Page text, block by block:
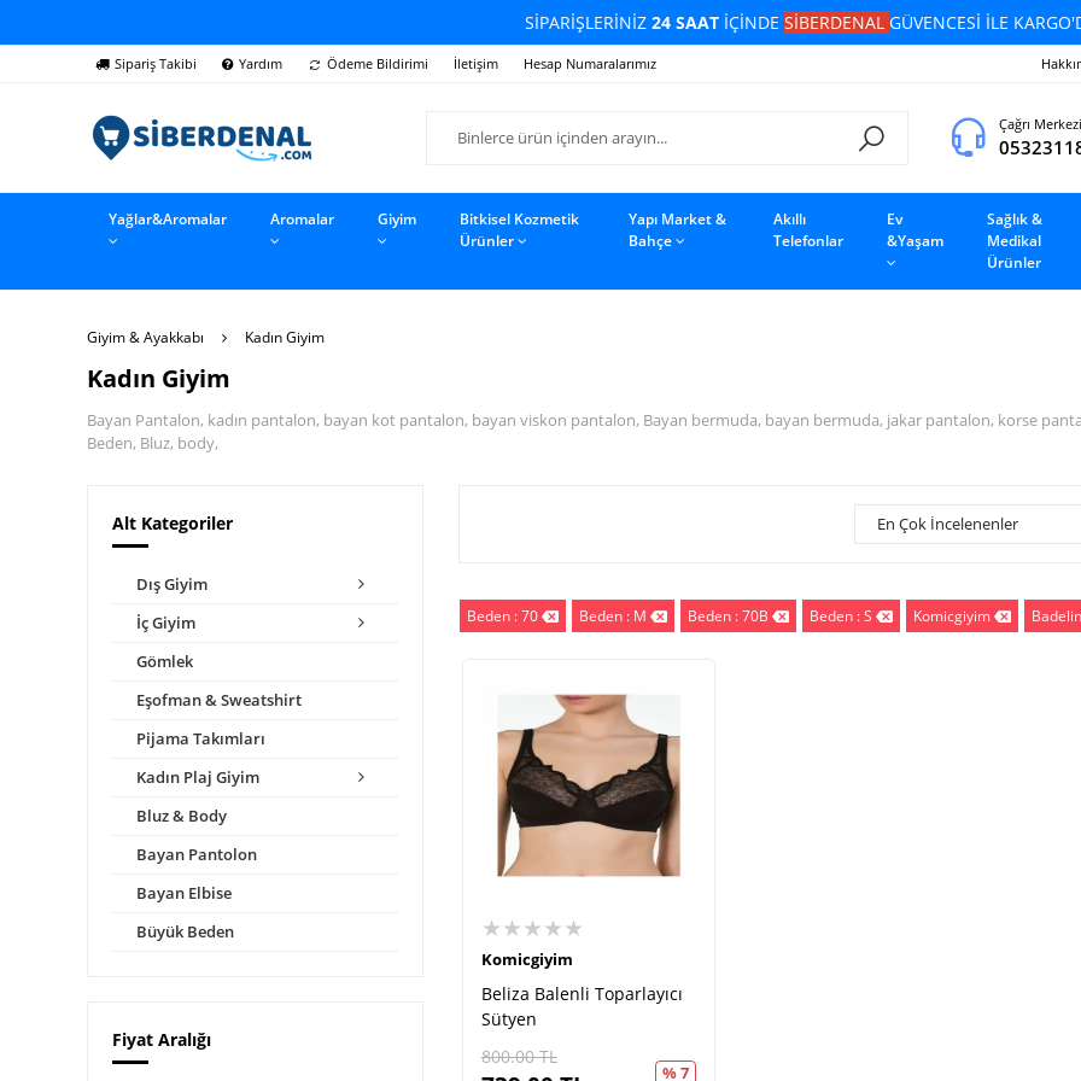
SİPARİŞLERİNİZ 24 SAATİÇİNDE SİBERDENAL GÜVENCESİ İLE
Sipariş Takibi Yardım Ödeme Bildirimi İletişim Hesap Numaralarımız
Çağrı Merkezi
Yağlar&Aromalar Aromalar Giyim
Bitkisel Kozmetik
Ürünler
Yapı Market &
Bahçe
Akıllı
Telefonlar
Ev
&Yaşam
Sağlık &
Medikal
Ürünler
Giyim & Ayakkabı Kadın Giyim
Kadın Giyim
Bayan Pantalon, kadın pantalon, bayan kot pantalon, bayan viskon pantalon, Bayan bermuda, bayan bermuda, jakar pantalon, korse
Beden, Bluz, body,
Alt Kategoriler
Dış Giyim
İç Giyim
Gömlek
Eşofman & Sweatshirt
Pijama Takımları
Kadın Plaj Giyim
Bluz & Body
Bayan Pantolon
Bayan Elbise
Büyük Beden
Fiyat Aralığı
En Çok İncelenenler
Beden : 70 Beden : M Beden : 70B Beden : S Komicgiyim
★★★★★
Komicgiyim
Beliza Balenli Toparlayıcı
Sütyen
800.00TL
% 7